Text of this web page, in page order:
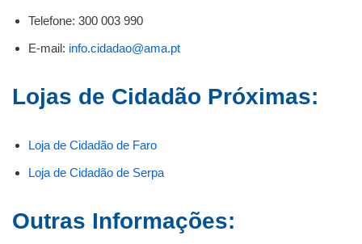
Telefone: 300 003 990
E-mail: info.cidadao@ama.pt
Lojas de Cidadão Próximas:
Loja de Cidadão de Faro
Loja de Cidadão de Serpa
Outras Informações: